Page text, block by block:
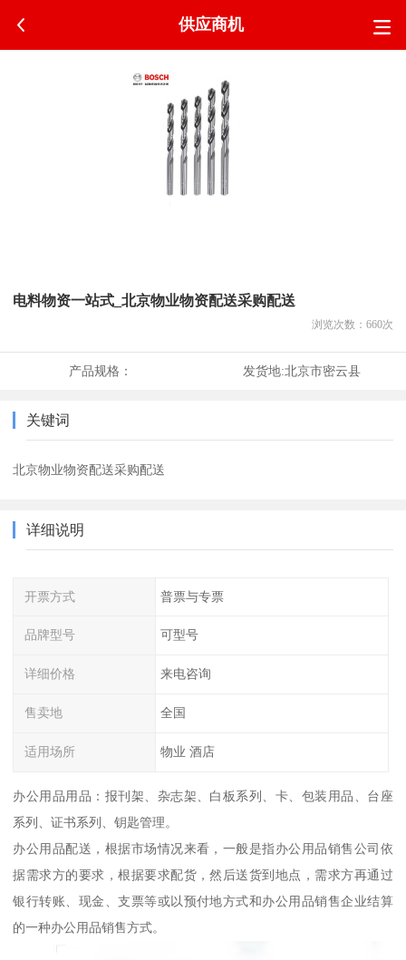
供应商机
电料物资一站式_北京物业物资配送采购配送
浏览次数： 660次
产品规格： 发货地:北京市密云县
关键词
北京物业物资配送采购配送
详细说明
开票方式 普票与专票
品牌型号 可型号
详细价格 来电咨询
售卖地 全国
适用场所 物业 酒店
办公用品用品：报刊架、杂志架、白板系列、卡、包装用品、台座
系列、证书系列、钥匙管理。
办公用品配送，根据市场情况来看，一般是指办公用品销售公司依
据需求方的要求，根据要求配货，然后送货到地点，需求方再通过
银行转账、现金、支票等或以预付地方式和办公用品销售企业结算
的一种办公用品销售方式。